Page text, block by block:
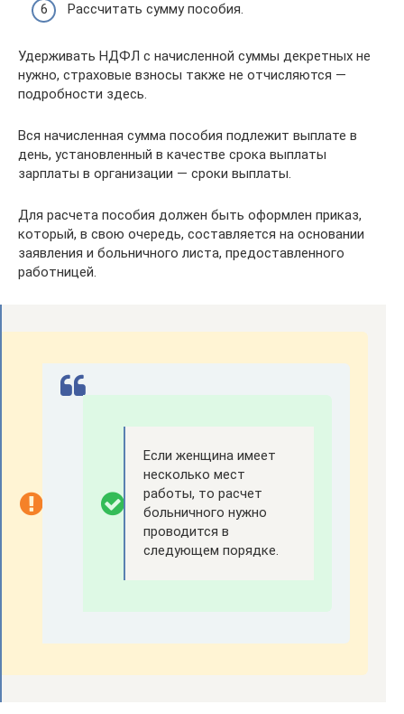
Рассчитать сумму пособия.
Удерживать НДФЛ с начисленной суммы декретных не
нужно, страховые взносы также не отчисляются —
подробности здесь.
Вся начисленная сумма пособия подлежит выплате в
день, установленный в качестве срока выплаты
зарплаты в организации — сроки выплаты.
Для расчета пособия должен быть оформлен приказ,
который, в свою очередь, составляется на основании
заявления и больничного листа, предоставленного
работницей.
Если женщина имеет
несколько мест
работы, то расчет
больничного нужно
проводится в
следующем порядке.